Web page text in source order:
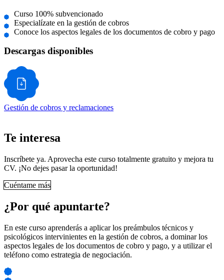
Curso 100% subvencionado
Especialízate en la gestión de cobros
Conoce los aspectos legales de los documentos de cobro y pago
Descargas disponibles
Gestión de cobros y reclamaciones
Te interesa
Inscríbete ya. Aprovecha este curso totalmente gratuito y mejora tu
CV. ¡No dejes pasar la oportunidad!
Cuéntame más
¿Por qué apuntarte?
En este curso aprenderás a aplicar los preámbulos técnicos y
psicológicos intervinientes en la gestión de cobros, a dominar los
aspectos legales de los documentos de cobro y pago, y a utilizar el
teléfono como estrategia de negociación.